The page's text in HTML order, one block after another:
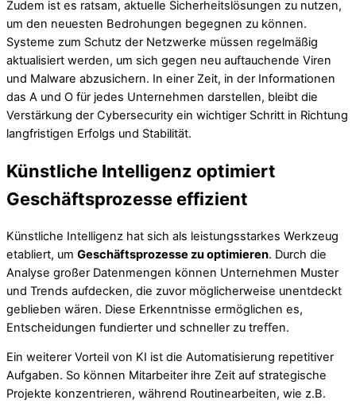
Zudem ist es ratsam, aktuelle Sicherheitslösungen zu nutzen,
um den neuesten Bedrohungen begegnen zu können.
Systeme zum Schutz der Netzwerke müssen regelmäßig
aktualisiert werden, um sich gegen neu auftauchende Viren
und Malware abzusichern. In einer Zeit, in der Informationen
das A und O für jedes Unternehmen darstellen, bleibt die
Verstärkung der Cybersecurity ein wichtiger Schritt in Richtung
langfristigen Erfolgs und Stabilität.
Künstliche Intelligenz optimiert
Geschäftsprozesse effizient
Künstliche Intelligenz hat sich als leistungsstarkes Werkzeug
etabliert, um Geschäftsprozesse zu optimieren. Durch die
Analyse großer Datenmengen können Unternehmen Muster
und Trends aufdecken, die zuvor möglicherweise unentdeckt
geblieben wären. Diese Erkenntnisse ermöglichen es,
Entscheidungen fundierter und schneller zu treffen.
Ein weiterer Vorteil von KI ist die Automatisierung repetitiver
Aufgaben. So können Mitarbeiter ihre Zeit auf strategische
Projekte konzentrieren, während Routinearbeiten, wie z.B.